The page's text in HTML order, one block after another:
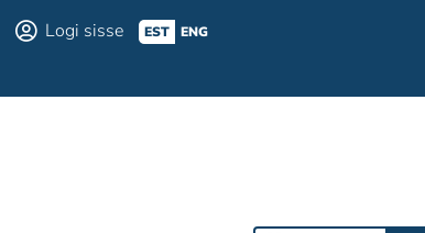
Logi sisse EST ENG